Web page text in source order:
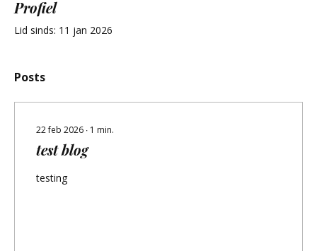
Profiel
Lid sinds: 11 jan 2026
Posts
22 feb 2026 ∙ 1 min.
test blog
testing